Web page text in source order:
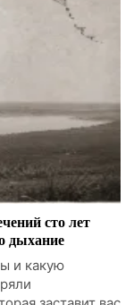
сто лет
дыхание
и какую